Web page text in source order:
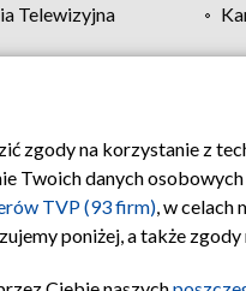
Telewizyjna
Polityka prywatności
zgody na korzystanie z
danych
TVP (93 firm), w celach
poniżej, a także